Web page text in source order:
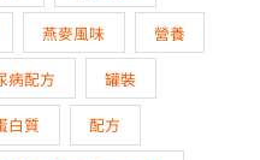
燕麥風味 營養
病配方 罐裝
白質 配方